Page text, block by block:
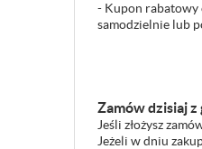
- Kupon rabatowy
samodzielnie lub
Zamów dzisiaj
Jeśli złożysz
Jeżeli w dniu